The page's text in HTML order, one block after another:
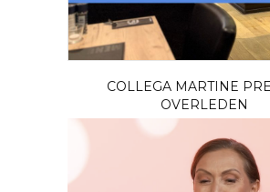
COLLEGA MARTINE
OVERLEDEN